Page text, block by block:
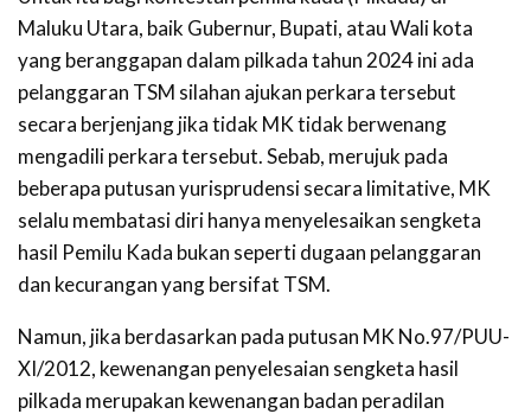
Maluku Utara, baik Gubernur, Bupati, atau Wali kota
yang beranggapan dalam pilkada tahun 2024 ini ada
pelanggaran TSM silahan ajukan perkara tersebut
secara berjenjang jika tidak MK tidak berwenang
mengadili perkara tersebut. Sebab, merujuk pada
beberapa putusan yurisprudensi secara limitative, MK
selalu membatasi diri hanya menyelesaikan sengketa
hasil Pemilu Kada bukan seperti dugaan pelanggaran
dan kecurangan yang bersifat TSM.
Namun, jika berdasarkan pada putusan MK No.97/PUU-
XI/2012, kewenangan penyelesaian sengketa hasil
pilkada merupakan kewenangan badan peradilan